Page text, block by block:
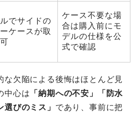
でサイドの
ケースが取
ケース不要な場
合は購入前にモ
デルの仕様を公
式で確認
な欠陥による後悔はほとんど見
中心は 「納期への不安」「防水
びのミス」 であり、事前に把